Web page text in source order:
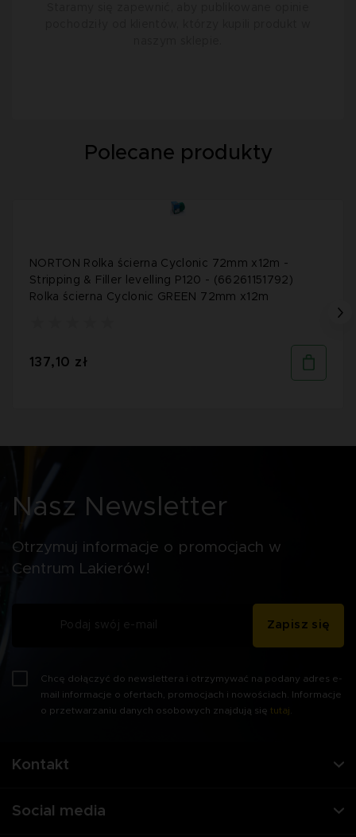
Polecane produkty
NORTON Rolka ścierna Cyclonic 72mm x12m -
Stripping & Filler levelling P120 - (66261151792)
Rolka ścierna Cyclonic GREEN 72mm x12m
137,10 zł
Kontakt
Social media
Nasz Newsletter
Otrzymuj informacje o promocjach w
Centrum Lakierów!
Chcę dołączyć do newslettera i otrzymywać na podany adres e-
mail informacje o ofertach, promocjach i nowościach. Informacje
o przetwarzaniu danych osobowych znajdują się tutaj
Zapisz się